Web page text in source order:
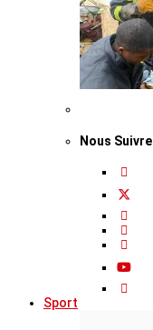
Nous Suivre
Sport